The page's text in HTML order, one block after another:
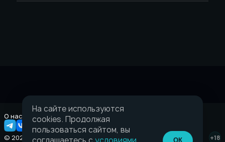
О нас Правовая информация
© 2026 Taverna.gg +18
На сайте используются
cookies. Продолжая
пользоваться сайтом, вы
ОК